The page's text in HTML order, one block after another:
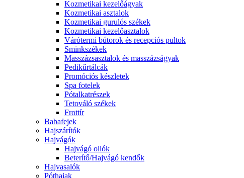
Kozmetikai kezelőágyak
Kozmetikai asztalok
Kozmetikai gurulós székek
Kozmetikai kezelőasztalok
Várótermi bútorok és recepciós pultok
Sminkszékek
Masszázsasztalok és masszázságyak
Pedikűrtálcák
Promóciós készletek
Spa fotelek
Pótalkatrészek
Tetováló székek
Frottír
Babafejek
Hajszárítók
Hajvágók
Hajvágó ollók
Beterítő/Hajvágó kendők
Hajvasalók
Póthajak